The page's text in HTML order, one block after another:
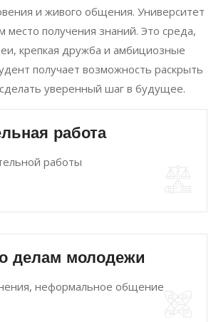
и живого общения. Университет
получения знаний. Это среда,
крепкая дружба и амбициозные
получает возможность раскрыть
уверенный шаг в будущее.
работа
работы
делам молодежи
неформальное общение